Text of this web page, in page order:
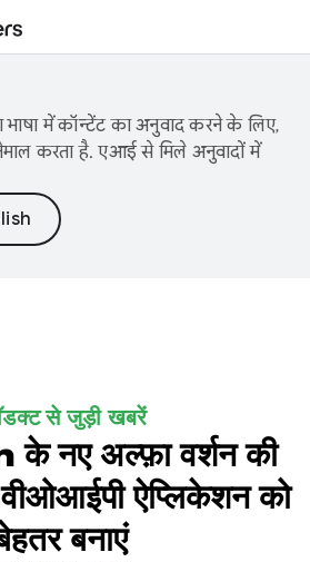
में कॉन्टेंट का अनुवाद करने के लिए,
करता है. एआई से मिले अनुवादों में
से जुड़ी खबरें
नए अल्फ़ा वर्शन की
ऐप्लिकेशन को
बनाएं